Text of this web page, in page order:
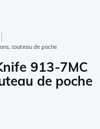
couteau de poche
913-7MC
de poche